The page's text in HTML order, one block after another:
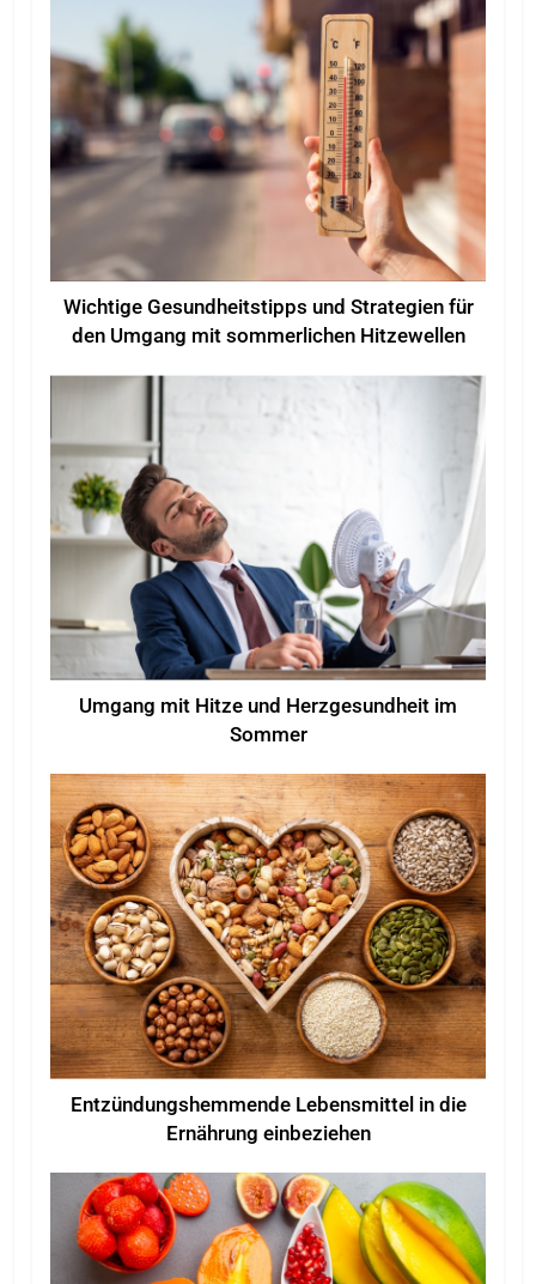
Wichtige Gesundheitstipps und Strategien für
den Umgang mit sommerlichen Hitzewellen
Umgang mit Hitze und Herzgesundheit im
Sommer
Entzündungshemmende Lebensmittel in die
Ernährung einbeziehen